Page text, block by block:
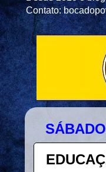
Contato: